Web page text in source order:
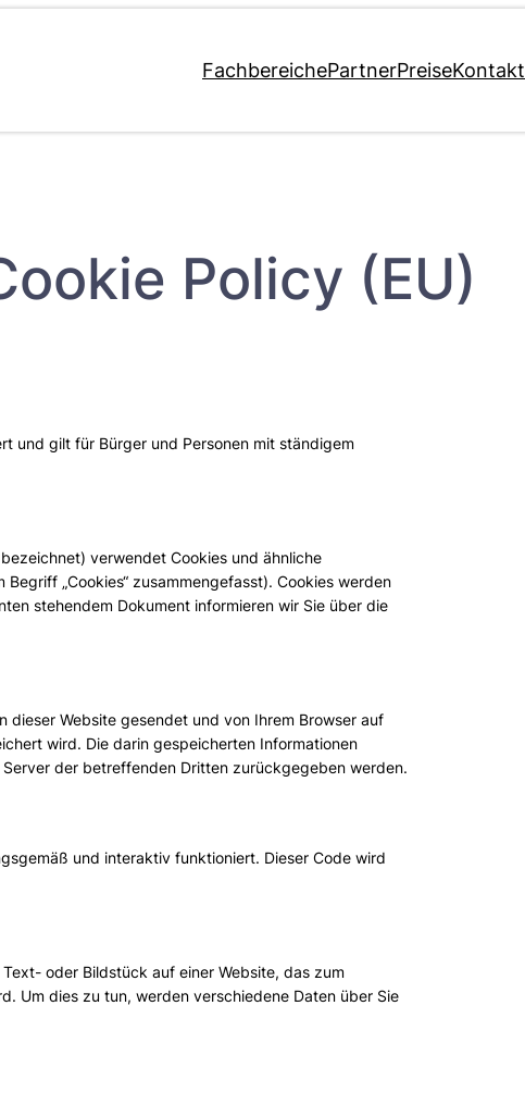
FachbereichePartnerPreiseKontakt
Policy (EU)
und gilt für Bürger und Personen mit ständigem
bezeichnet) verwendet Cookies und ähnliche
„Cookies“ zusammengefasst). Cookies werden
stehendem Dokument informieren wir Sie über die
dieser Website gesendet und von Ihrem Browser auf
wird. Die darin gespeicherten Informationen
der betreffenden Dritten zurückgegeben werden.
und interaktiv funktioniert. Dieser Code wird
oder Bildstück auf einer Website, das zum
Um dies zu tun, werden verschiedene Daten über Sie